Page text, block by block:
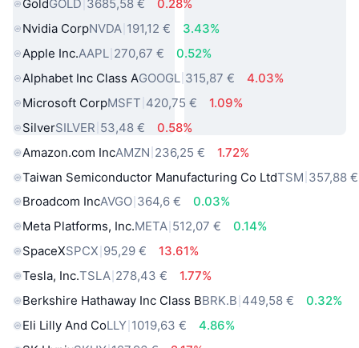
GoldGOLD 3685,58 €
0.28%
Nvidia CorpNVDA 191,12 €
3.43%
Apple Inc.AAPL 270,67 €
0.52%
Alphabet Inc Class AGOOGL 315,87 €
4.03%
Microsoft CorpMSFT 420,75 €
1.09%
SilverSILVER 53,48 €
0.58%
Amazon.com IncAMZN 236,25 €
1.72%
Taiwan Semiconductor Manufacturing Co LtdTSM 357,88 €
Broadcom IncAVGO 364,6 €
0.03%
Meta Platforms, Inc.META 512,07 €
0.14%
SpaceXSPCX 95,29 €
13.61%
Tesla, Inc.TSLA 278,43 €
1.77%
Berkshire Hathaway Inc Class BBRK.B 449,58 €
0.32%
Eli Lilly And CoLLY 1019,63 €
4.86%